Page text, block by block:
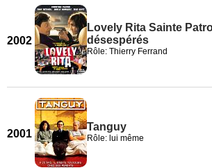
2002
Lovely Rita Sainte
désespérés
Rôle: Thierry Ferrand
2001
Tanguy
Rôle: lui même